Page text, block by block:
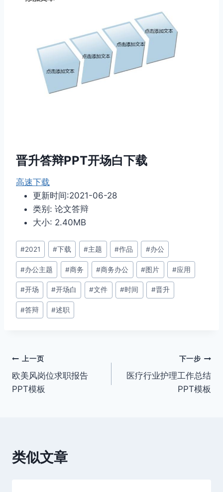
晋升答辩PPT开场白下载
高速下载
更新时间:2021-06-28
类别: 论文答辩
大小: 2.40MB
文
章
标
签：
#2021 #下载 #主题 #作品 #办公
#办公主题 #商务 #商务办公 #图片 #应用
#开场 #开场白 #文件 #时间 #晋升
#答辩 #述职
文
章
上一页
欧美风岗位求职报告
PPT模板
下一步
医疗行业护理工作总结
PPT模板
类似文章